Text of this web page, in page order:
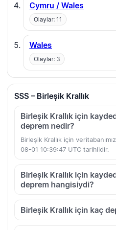
Cymru / Wales
Olaylar: 11
Wales
Olaylar: 3
SSS – Birleşik Krallık
Birleşik Krallık için
deprem nedir?
Birleşik Krallık için
08-01 10:39:47 UTC tarihlidir.
Birleşik Krallık için
deprem hangisiydi?
Birleşik Krallık için kaç